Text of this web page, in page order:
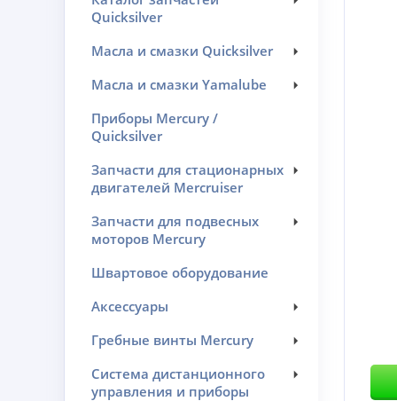
Quicksilver
Масла и смазки Quicksilver
Масла и смазки Yamalube
Приборы Mercury /
Quicksilver
Запчасти для стационарных
двигателей Mercruiser
Запчасти для подвесных
моторов Mercury
Швартовое оборудование
Аксессуары
Гребные винты Mercury
Система дистанционного
управления и приборы